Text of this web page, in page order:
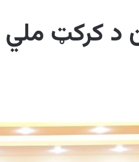
د کرکټ ملي